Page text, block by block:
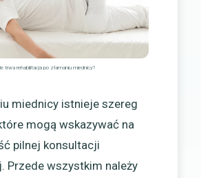
trwa rehabilitacja po złamaniu miednicy?
miednicy istnieje szereg
mogą wskazywać na
pilnej konsultacji
Przede wszystkim należy